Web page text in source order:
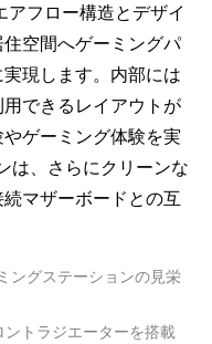
アフロー構造とデザイ
空間へゲーミングパ
現します。内部には
できるレイアウトが
ゲーミング体験を実
は、さらにクリーンな
マザーボードとの互
ングステーションの見栄
トラジエーターを搭載